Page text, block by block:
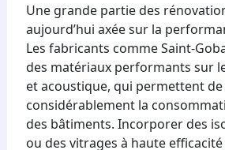
Une grande partie des
aujourd’hui axée sur la
Les fabricants comme Saint-
des matériaux performants sur
et acoustique, qui permettent
considérablement la
des bâtiments. Incorporer des
ou des vitrages à haute